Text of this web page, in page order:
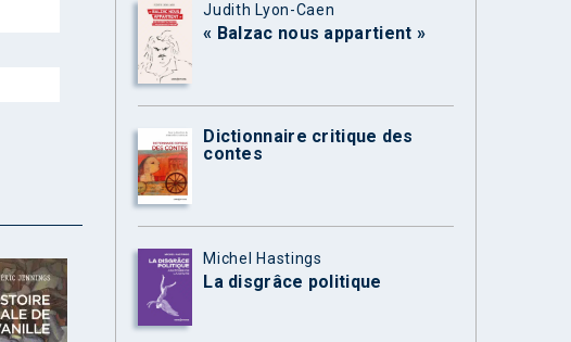
Judith Lyon-Caen
« Balzac nous appartient »
Dictionnaire critique des
contes
Michel Hastings
La disgrâce politique